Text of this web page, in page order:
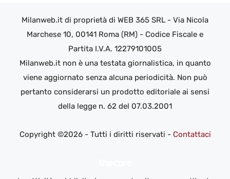
Milanweb.it di proprietà di WEB 365 SRL - Via Nicola
Marchese 10, 00141 Roma (RM) - Codice Fiscale e
Partita I.V.A. 12279101005
Milanweb.it non è una testata giornalistica, in quanto
viene aggiornato senza alcuna periodicità. Non può
pertanto considerarsi un prodotto editoriale ai sensi
della legge n. 62 del 07.03.2001
Copyright ©2026 - Tutti i diritti riservati - Contattaci